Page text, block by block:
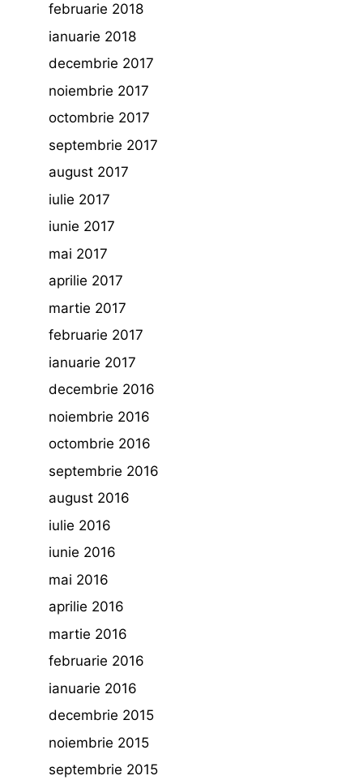
februarie 2018
ianuarie 2018
decembrie 2017
noiembrie 2017
octombrie 2017
septembrie 2017
august 2017
iulie 2017
iunie 2017
mai 2017
aprilie 2017
martie 2017
februarie 2017
ianuarie 2017
decembrie 2016
noiembrie 2016
octombrie 2016
septembrie 2016
august 2016
iulie 2016
iunie 2016
mai 2016
aprilie 2016
martie 2016
februarie 2016
ianuarie 2016
decembrie 2015
noiembrie 2015
septembrie 2015